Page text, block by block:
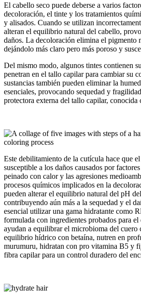
El cabello seco puede deberse a varios
decoloración, el tinte y los tratamientos
y alisados. Cuando se utilizan
alteran el equilibrio natural del cabello,
daños. La decoloración elimina el pigmento
dejándolo más claro pero más poroso y
Del mismo modo, algunos tintes contienen
penetran en el tallo capilar para cambiar su
sustancias también pueden eliminar la
esenciales, provocando sequedad y
protectora externa del tallo capilar, conocida
Este debilitamiento de la cutícula hace que
susceptible a los daños causados por
peinado con calor y las agresiones
procesos químicos implicados en la
pueden alterar el equilibrio natural del pH
contribuyendo aún más a la sequedad y el
esencial utilizar una gama hidratante como
formulada con ingredientes probados para
ayudan a equilibrar el microbioma del cuero
equilibrio hídrico con betaína, nutren en
murumuru, hidratan con pro vitamina B5 y
fibra capilar para un control duradero del